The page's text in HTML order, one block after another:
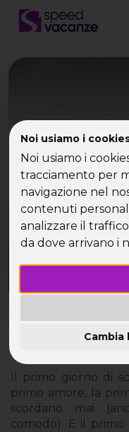
Noi usiamo i
Noi usiamo i
tracciamento per
navigazione nel
contenuti
analizzare il
da dove arrivano i
Cambia
Primo
scuse
Le cinque
appuntamento sia
Il primo giorno di
primo amore, la
scordano mai
comodo). E il